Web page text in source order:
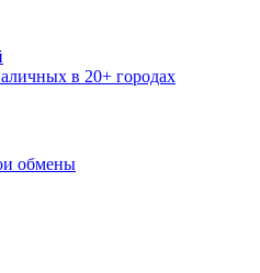
в 20+ городах
обмены